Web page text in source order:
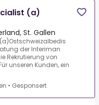
(a)
St. Gallen
der Interiman
Rekrutierung von
unseren Kunden, ein
• Gesponsert